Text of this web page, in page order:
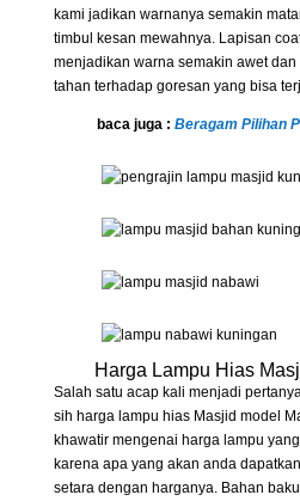
kami jadikan warnanya semakin
timbul kesan mewahnya. Lapisan
menjadikan warna semakin awet
tahan terhadap goresan yang bisa
baca juga :Beragam Pilihan
Harga Lampu Hias
Salah satu acap kali menjadi
sih harga lampu hias Masjid model
khawatir mengenai harga lampu
karena apa yang akan anda
setara dengan harganya. Bahan